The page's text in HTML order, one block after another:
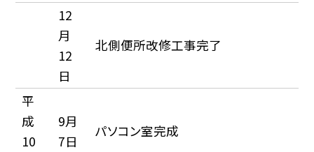
12
月
12
日
北側便所改修工事完了
平
成
10
9月
7日
パソコン室完成